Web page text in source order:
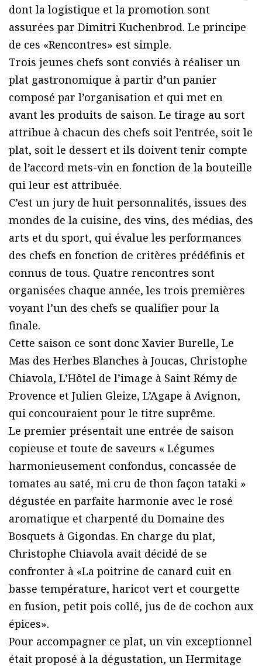
dont la logistique et la promotion sont
assurées par Dimitri Kuchenbrod. Le principe
de ces «Rencontres» est simple.
Trois jeunes chefs sont conviés à réaliser un
plat gastronomique à partir d’un panier
composé par l’organisation et qui met en
avant les produits de saison. Le tirage au sort
attribue à chacun des chefs soit l’entrée, soit le
plat, soit le dessert et ils doivent tenir compte
de l’accord mets-vin en fonction de la bouteille
qui leur est attribuée.
C’est un jury de huit personnalités, issues des
mondes de la cuisine, des vins, des médias, des
arts et du sport, qui évalue les performances
des chefs en fonction de critères prédéfinis et
connus de tous. Quatre rencontres sont
organisées chaque année, les trois premières
voyant l’un des chefs se qualifier pour la
finale.
Cette saison ce sont donc Xavier Burelle, Le
Mas des Herbes Blanches à Joucas, Christophe
Chiavola, L’Hôtel de l’image à Saint Rémy de
Provence et Julien Gleize, L’Agape à Avignon,
qui concouraient pour le titre suprême.
Le premier présentait une entrée de saison
copieuse et toute de saveurs « Légumes
harmonieusement confondus, concassée de
tomates au saté, mi cru de thon façon tataki »
dégustée en parfaite harmonie avec le rosé
aromatique et charpenté du Domaine des
Bosquets à Gigondas. En charge du plat,
Christophe Chiavola avait décidé de se
confronter à «La poitrine de canard cuit en
basse température, haricot vert et courgette
en fusion, petit pois collé, jus de de cochon aux
épices».
Pour accompagner ce plat, un vin exceptionnel
était proposé à la dégustation, un Hermitage